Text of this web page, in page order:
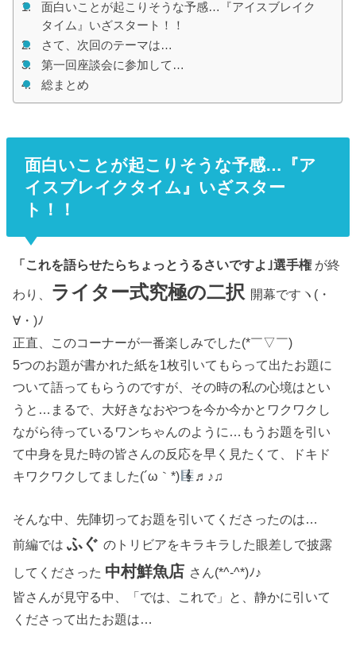
面白いことが起こりそうな予感…『アイスブレイク
タイム』いざスタート！！
さて、次回のテーマは…
第一回座談会に参加して…
総まとめ
面白いことが起こりそうな予感…『ア
イスブレイクタイム』いざスター
ト！！
「これを語らせたらちょっとうるさいですよ｣選手権 が終
わり、 ライター式究極の二択 開幕ですヽ(・
∀・)ﾉ
正直、このコーナーが一番楽しみでした(*￣▽￣)
5つのお題が書かれた紙を1枚引いてもらって出たお題に
ついて語ってもらうのですが、その時の私の心境はとい
うと…まるで、大好きなおやつを今か今かとワクワクし
ながら待っているワンちゃんのように…もうお題を引い
て中身を見た時の皆さんの反応を早く見たくて、ドキド
キワクワクしてました(´ω｀*)
♬♪♫
そんな中、先陣切ってお題を引いてくださったのは…
前編ではふぐのトリビアをキラキラした眼差しで披露
してくださった 中村鮮魚店 さん(*^-^*)ﾉ♪
皆さんが見守る中、「では、これで」と、静かに引いて
くださって出たお題は…